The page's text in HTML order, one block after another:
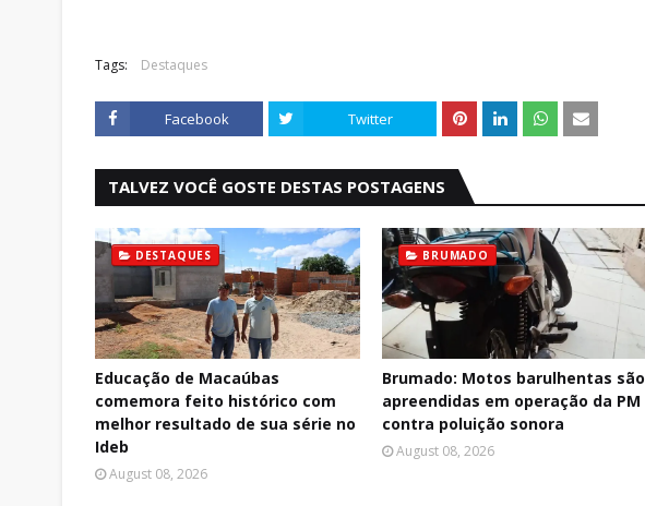
Tags: Destaques
Facebook Twitter
TALVEZ VOCÊ GOSTE DESTAS POSTAGENS
DESTAQUES
Educação de Macaúbas
comemora feito histórico com
melhor resultado de sua série no
Ideb
August 08, 2026
BRUMADO
Brumado: Motos barulhentas são
apreendidas em operação da PM
contra poluição sonora
August 08, 2026